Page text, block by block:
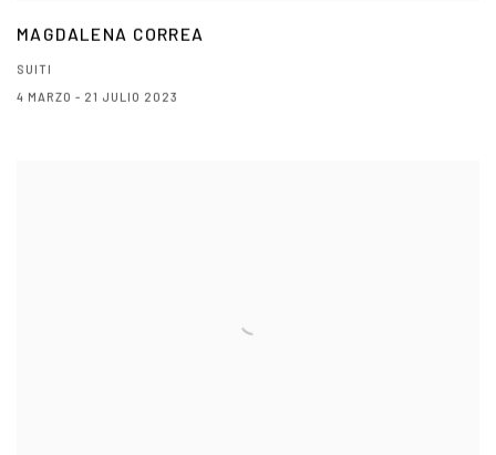
MAGDALENA CORREA
SUITI
4 MARZO - 21 JULIO 2023